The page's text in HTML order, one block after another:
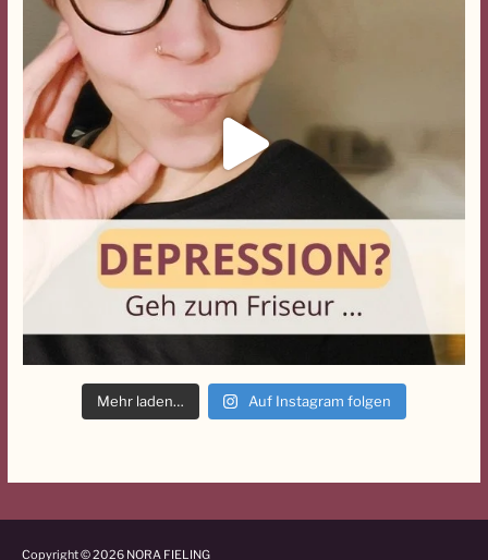
Mehr laden… Auf Instagram folgen
Copyright © 2026 NORA FIELING